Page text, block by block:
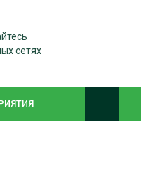
сетях